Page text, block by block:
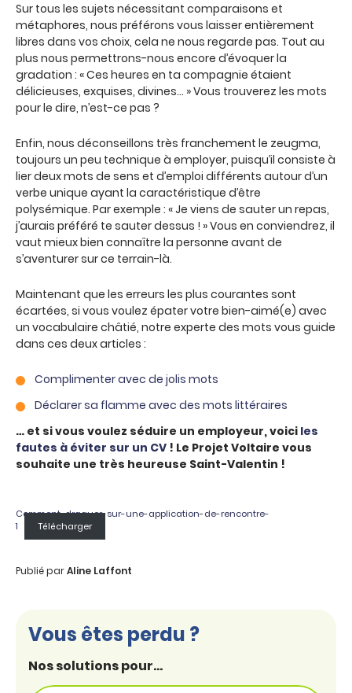
Sur tous les sujets nécessitant comparaisons et
métaphores, nous préférons vous laisser entièrement
libres dans vos choix, cela ne nous regarde pas. Tout au
plus nous permettrons-nous encore d’évoquer la
gradation : « Ces heures en ta compagnie étaient
délicieuses, exquises, divines… » Vous trouverez les mots
pour le dire, n’est-ce pas ?
Enfin, nous déconseillons très franchement le zeugma,
toujours un peu technique à employer, puisqu’il consiste à
lier deux mots de sens et d’emploi différents autour d’un
verbe unique ayant la caractéristique d’être
polysémique. Par exemple : « Je viens de sauter un repas,
j’aurais préféré te sauter dessus ! » Vous en conviendrez, il
vaut mieux bien connaître la personne avant de
s’aventurer sur ce terrain-là.
Maintenant que les erreurs les plus courantes sont
écartées, si vous voulez épater votre bien-aimé(e) avec
un vocabulaire châtié, notre experte des mots vous guide
dans ces deux articles :
Complimenter avec de jolis mots
Déclarer sa flamme avec des mots littéraires
… et si vous voulez séduire un employeur, voici les
fautes à éviter sur un CV ! Le Projet Voltaire vous
souhaite une très heureuse Saint-Valentin !
Comment-draguer-sur-une-application-de-rencontre-
1
Télécharger
Publié parAline Laffont
Vous êtes perdu ?
Nos solutions pour...